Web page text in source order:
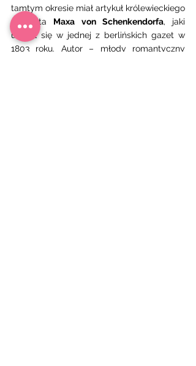
tamtym okresie miał artykuł królewieckiego
studenta Maxa von Schenkendorfa, jaki
ukazał się w jednej z berlińskich gazet w
1803 roku. Autor – młody romantyczny